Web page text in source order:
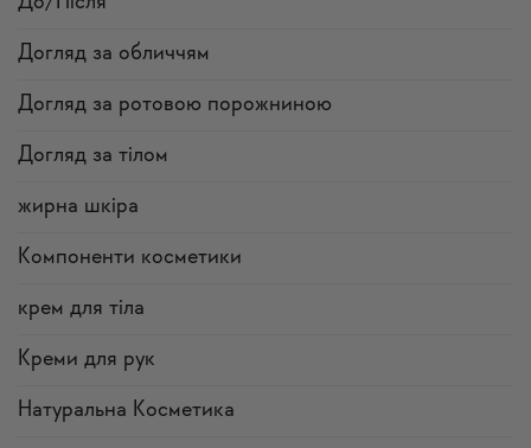
Догляд за обличчям
Догляд за ротовою порожниною
Догляд за тілом
жирна шкіра
Компоненти косметики
крем для тіла
Креми для рук
Натуральна Косметика